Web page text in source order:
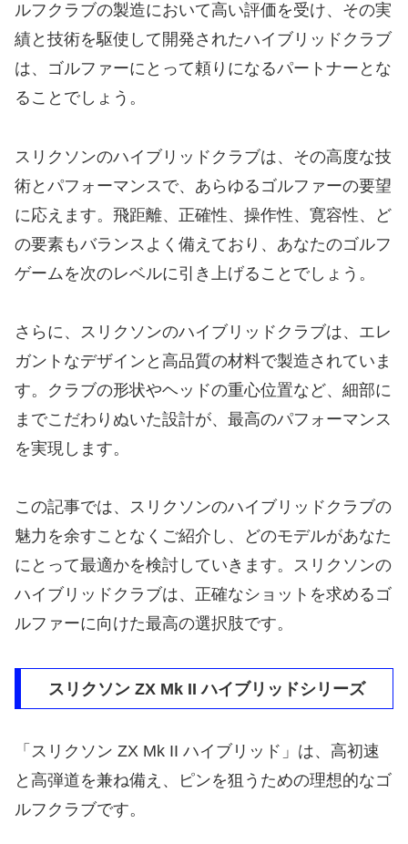
ルフクラブの製造において高い評価を受け、その実
績と技術を駆使して開発されたハイブリッドクラブ
は、ゴルファーにとって頼りになるパートナーとな
ることでしょう。
スリクソンのハイブリッドクラブは、その高度な技
術とパフォーマンスで、あらゆるゴルファーの要望
に応えます。飛距離、正確性、操作性、寛容性、ど
の要素もバランスよく備えており、あなたのゴルフ
ゲームを次のレベルに引き上げることでしょう。
さらに、スリクソンのハイブリッドクラブは、エレ
ガントなデザインと高品質の材料で製造されていま
す。クラブの形状やヘッドの重心位置など、細部に
までこだわりぬいた設計が、最高のパフォーマンス
を実現します。
この記事では、スリクソンのハイブリッドクラブの
魅力を余すことなくご紹介し、どのモデルがあなた
にとって最適かを検討していきます。スリクソンの
ハイブリッドクラブは、正確なショットを求めるゴ
ルファーに向けた最高の選択肢です。
スリクソン ZX Mk II ハイブリッドシリーズ
「スリクソン ZX Mk II ハイブリッド」は、高初速
と高弾道を兼ね備え、ピンを狙うための理想的なゴ
ルフクラブです。